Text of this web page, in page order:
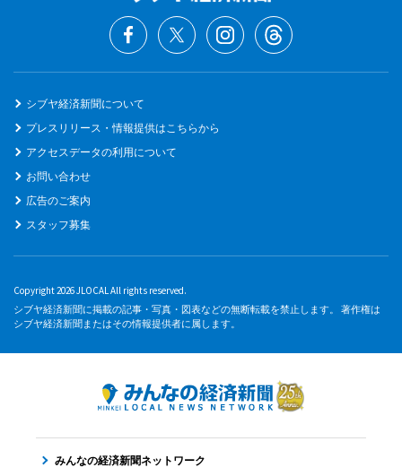
シブヤ経済新聞について
プレスリリース・情報提供はこちらから
アクセスデータの利用について
お問い合わせ
広告のご案内
スタッフ募集
Copyright 2026 JLOCAL All rights reserved.
シブヤ経済新聞に掲載の記事・写真・図表などの無断転載を禁止します。 著作権は
シブヤ経済新聞またはその情報提供者に属します。
みんなの経済新聞ネットワーク